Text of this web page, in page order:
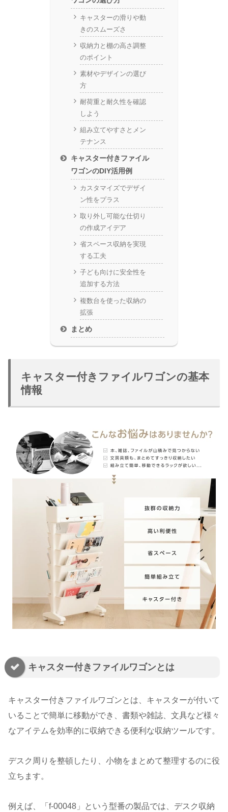
キャスターの滑りや動
きのスムーズさ
収納力と棚の高さ調整
のポイント
素材やデザインの選び
方
耐荷重と耐久性を確認
しよう
組み立てやすさとメン
テナンス
キャスター付きファイル
ワゴンのDIY活用例
カスタマイズでデザイ
ン性をプラス
取り外し可能な仕切り
の作成アイデア
省スペース収納を実現
する工夫
子ども向けに安全性を
追加する方法
複数台を使った収納の
拡張
まとめ
キャスター付きファイルワゴンの基本
情報
キャスター付きファイルワゴンとは
キャスター付きファイルワゴンとは、キャスターが付いて
いることで簡単に移動ができ、書類や雑誌、文具など様々
なアイテムを効率的に収納できる便利な収納ツールです。
デスク周りを整頓したり、小物をまとめて整理するのに役
立ちます。
例えば、「f-00048」という型番の製品では、デスク収納